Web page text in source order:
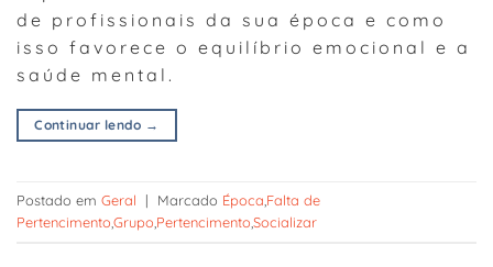
de profissionais da sua época e como
isso favorece o equilíbrio emocional e a
saúde mental.
Continuar lendo →
Postado em Geral | Marcado Época Falta de
PertencimentoGrupo PertencimentoSocializar